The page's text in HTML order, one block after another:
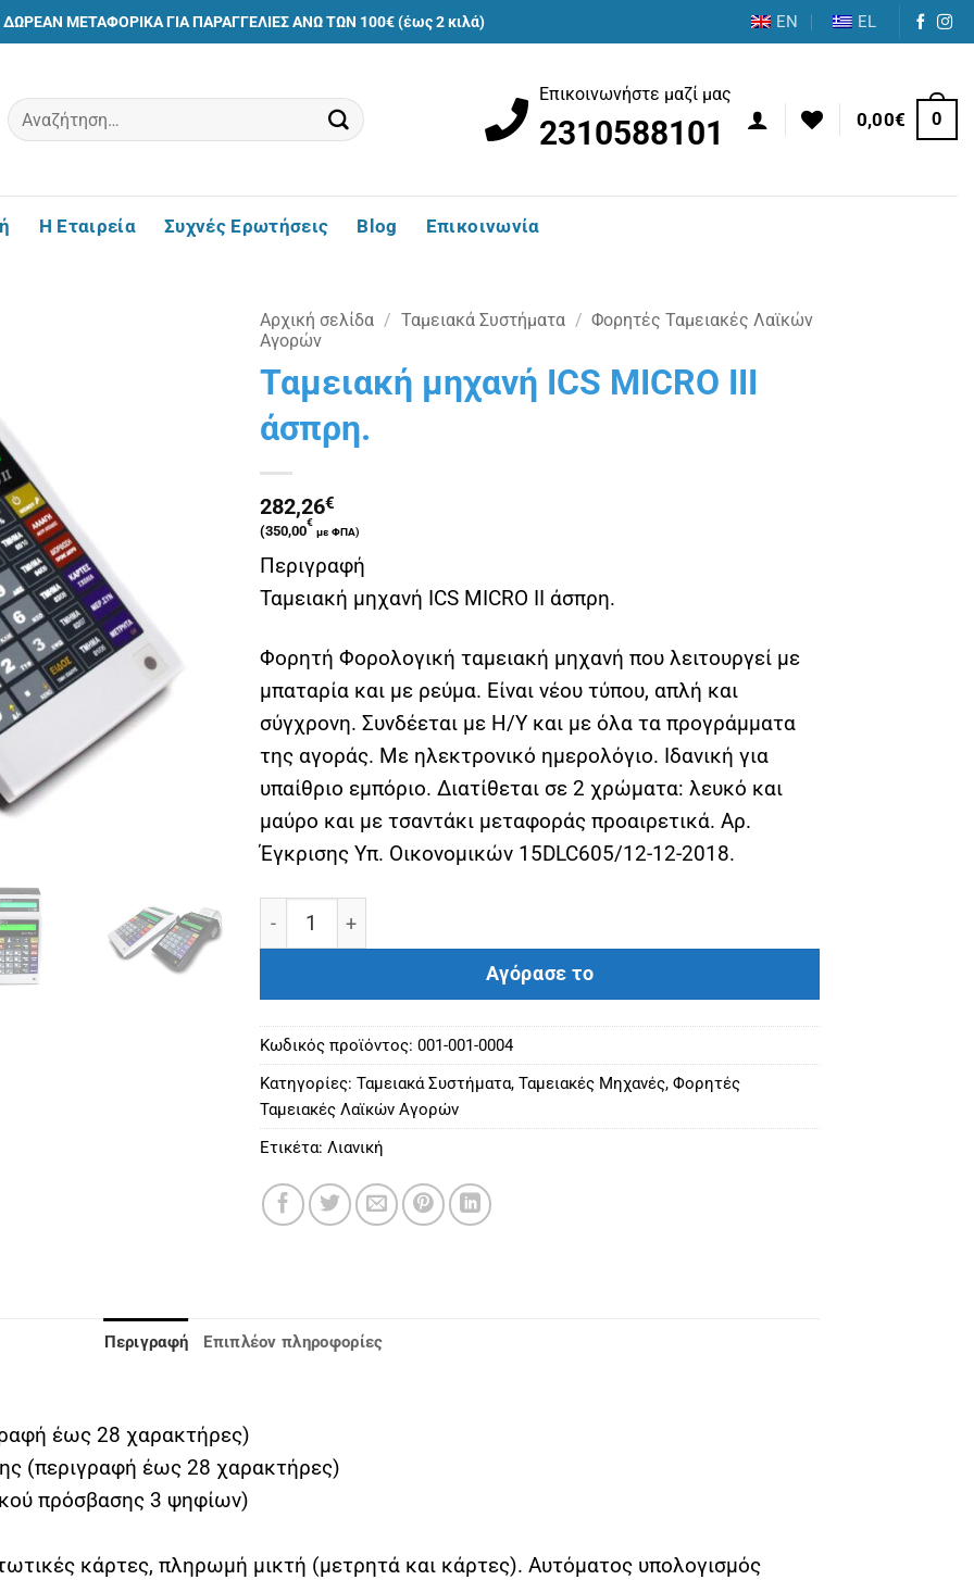
ΔΩΡΕΑΝ ΜΕΤΑΦΟΡΙΚΑ ΓΙΑ ΠΑΡΑΓΓΕΛΙΕΣ ΑΝΩ ΤΩΝ 100€ (έως 2 κιλά) EN EL
Αναζήτηση
για:
Επικοινωνήστε μαζί μας
2310588101 0,00€ 0
Η Εταιρεία Συχνές Ερωτήσεις Blog Επικοινωνία
Αρχική σελίδα / Ταμειακά Συστήματα / Φορητές Ταμειακές Λαϊκών
Αγορών
Ταμειακή μηχανή ICS MICRO III
άσπρη.
282,26€
(350,00
€
με ΦΠΑ)
Περιγραφή
Ταμειακή μηχανή ICS MICRO II άσπρη.
Φορητή Φορολογική ταμειακή μηχανή που λειτουργεί με
μπαταρία και με ρεύμα. Eίναι νέου τύπου, απλή και
σύγχρονη. Συνδέεται με Η/Υ και με όλα τα προγράμματα
της αγοράς. Με ηλεκτρονικό ημερολόγιο. Ιδανική για
υπαίθριο εμπόριο. Διατίθεται σε 2 χρώματα: λευκό και
μαύρο και με τσαντάκι μεταφοράς προαιρετικά. Αρ.
Έγκρισης Υπ. Οικονομικών 15DLC605/12-12-2018.
Ταμειακή μηχανή ICS MICRO III άσπρη. ποσότητα
Αγόρασε το
Κωδικός προϊόντος: 001-001-0004
Κατηγορίες: Ταμειακά Συστήματα, Ταμειακές Μηχανές, Φορητές
Ταμειακές Λαϊκών Αγορών
Ετικέτα: Λιανική
Περιγραφή Επιπλέον πληροφορίες
έως 28 χαρακτήρες)
(περιγραφή έως 28 χαρακτήρες)
πρόσβασης 3 ψηφίων)
κάρτες, πληρωμή μικτή (μετρητά και κάρτες). Αυτόματος υπολογισμός